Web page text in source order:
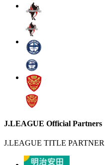
J.LEAGUE Official Partners
J.LEAGUE TITLE PARTNER